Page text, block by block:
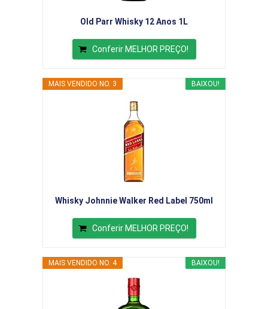
Old Parr Whisky 12 Anos 1L
Conferir MELHOR PREÇO!
BAIXOU!
MAIS VENDIDO NO. 3
Whisky Johnnie Walker Red Label 750ml
Conferir MELHOR PREÇO!
BAIXOU!
MAIS VENDIDO NO. 4